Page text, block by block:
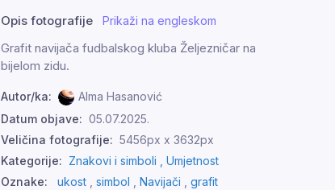
Opis fotografije Prikaži na engleskom
Grafit navijača fudbalskog kluba Željezničar na
bijelom zidu.
Autor/ka:
Alma Hasanović
Datum objave: 05.07.2025.
Veličina fotografije: 5456px x 3632px
Kategorije: Znakovi i simboli , Umjetnost
Oznake:
ukost , simbol , Navijači , grafit